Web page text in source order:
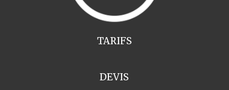
TARIFS
DEVIS